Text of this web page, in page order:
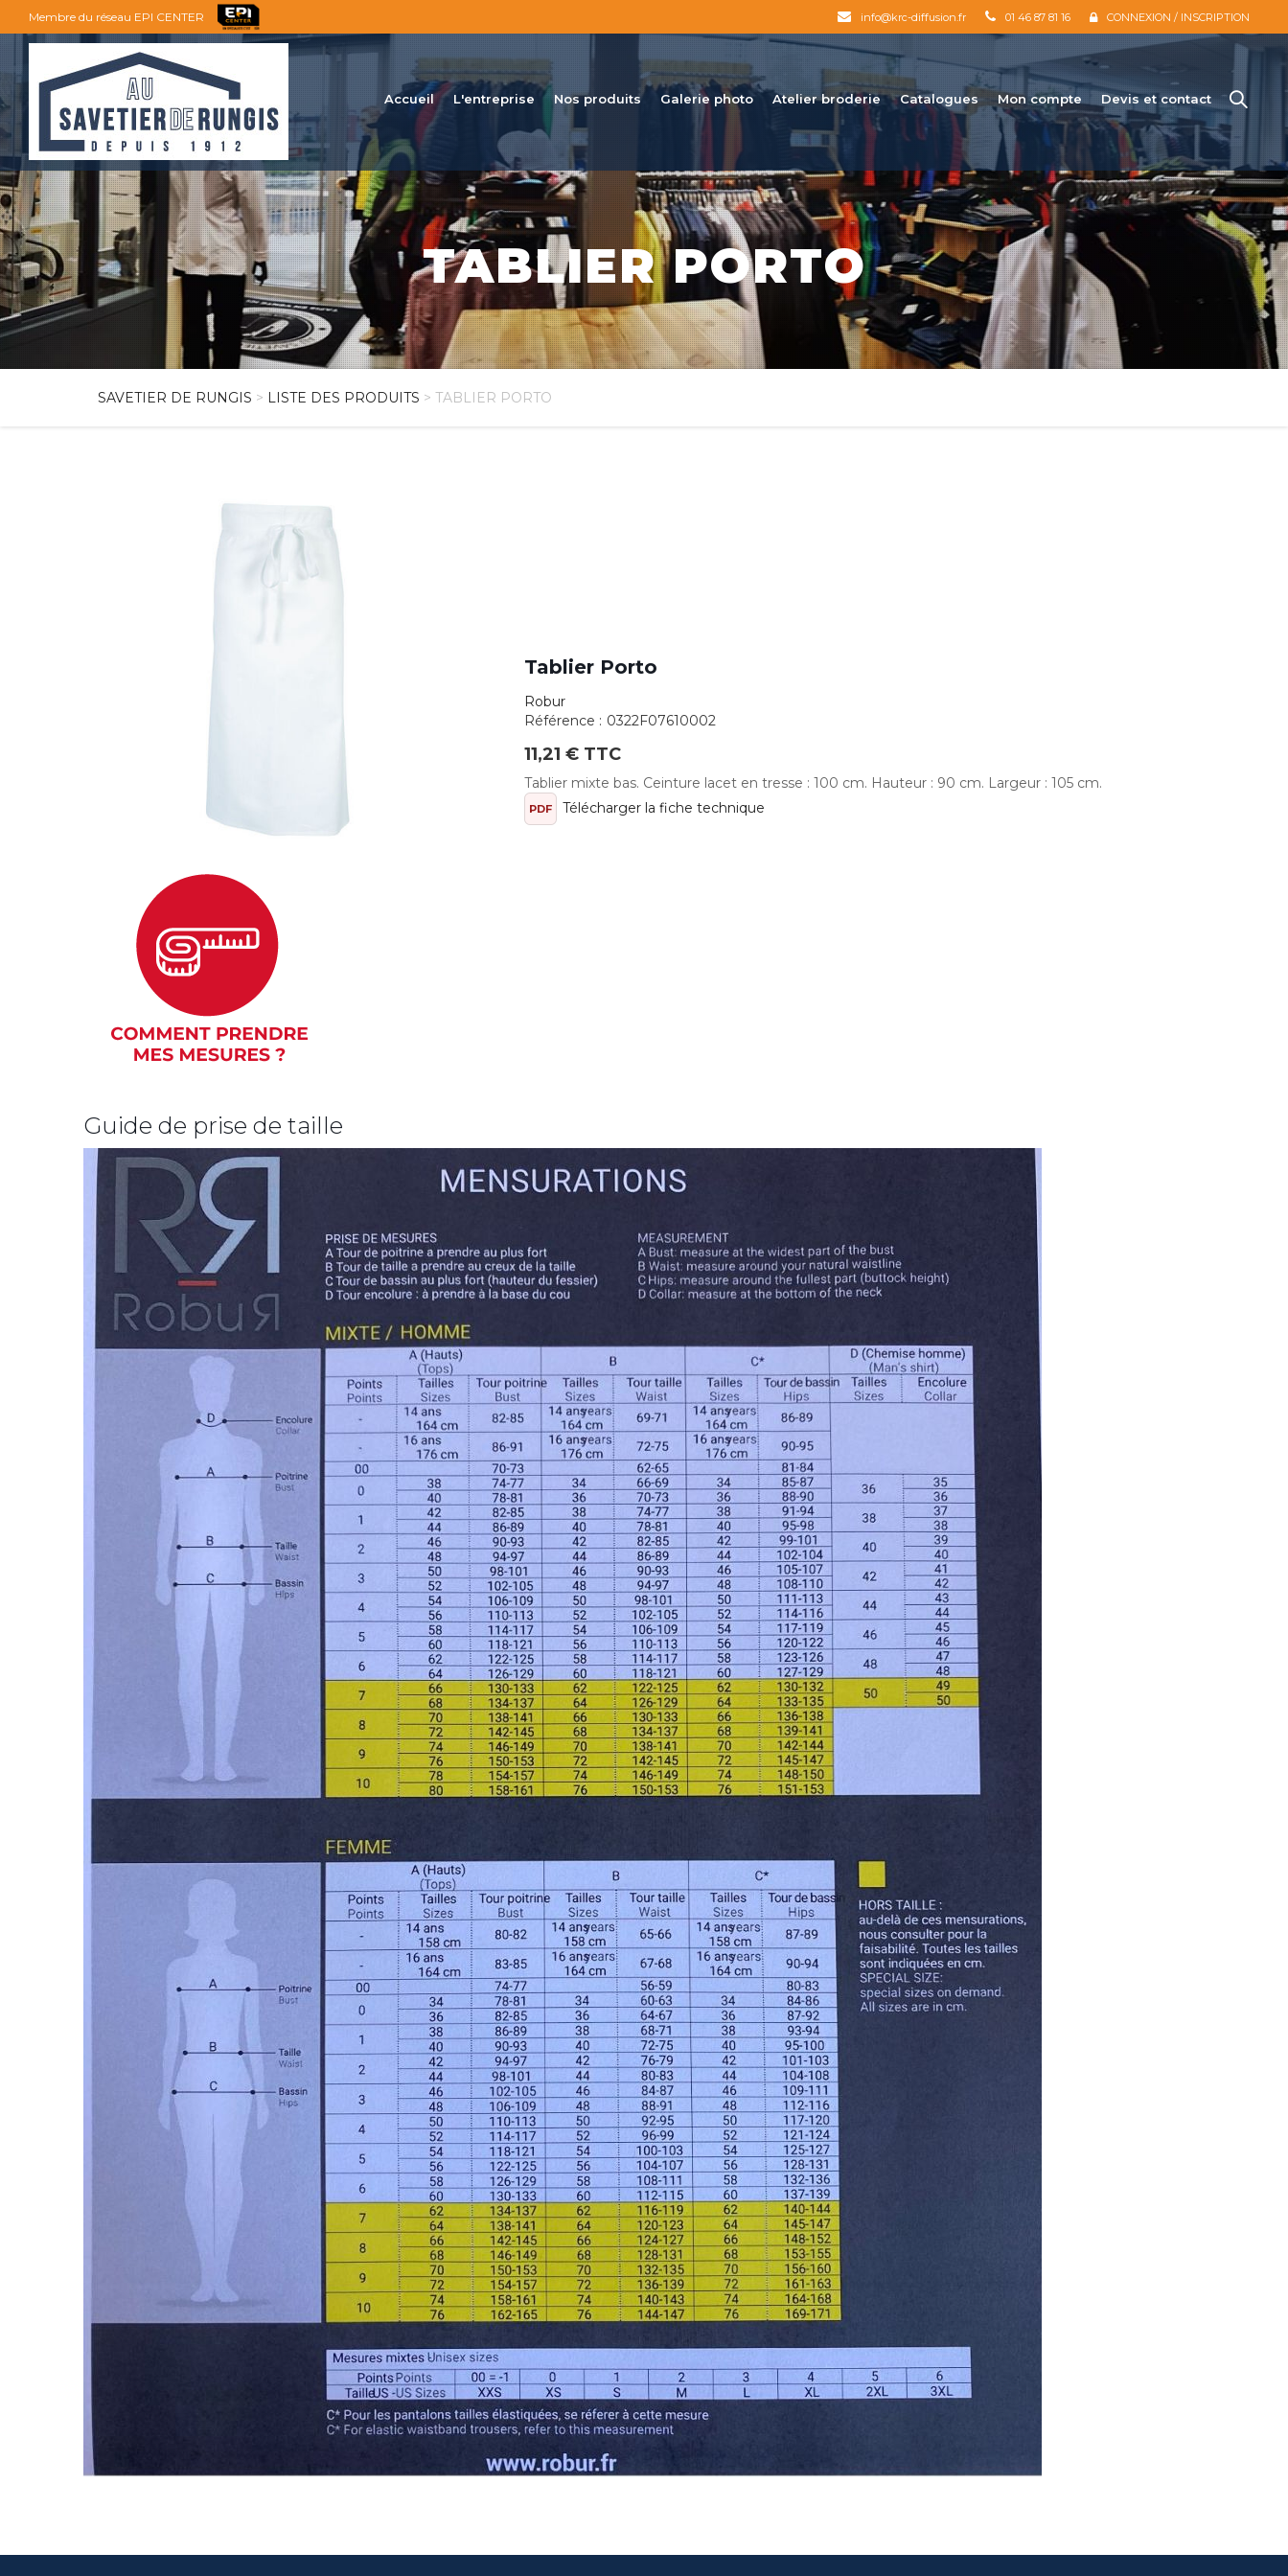
Membre du réseau EPI CENTER info@krc-diffusion.fr 01 46 87 81 16 CONNEXION / INSCRIPTION
Accueil L'entreprise Nos produits Galerie photo Atelier broderie Catalogues Mon compte Devis et contact
TABLIER PORTO
SAVETIER DE RUNGIS > LISTE DES PRODUITS > TABLIER PORTO
Tablier Porto
Robur
Référence : 0322F07610002
11,21 € TTC
Tablier mixte bas. Ceinture lacet en tresse : 100 cm. Hauteur : 90 cm. Largeur : 105 cm.
PDF Télécharger la fiche technique
Guide de prise de taille